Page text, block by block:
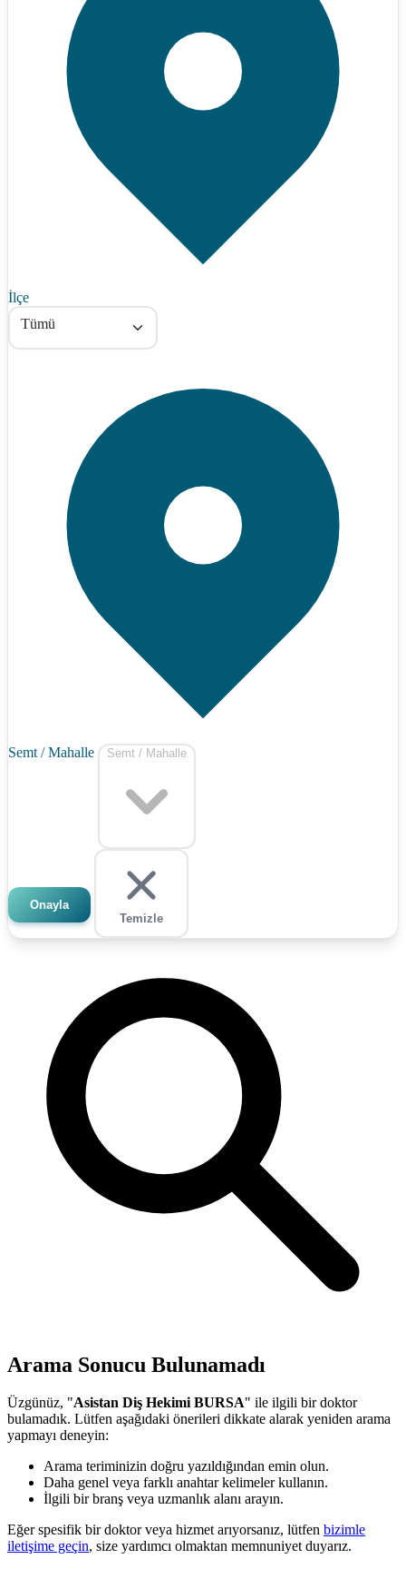
İlçe
Tümü
Semt / Mahalle Semt / Mahalle
Onayla
Temizle
Arama Sonucu Bulunamadı
Üzgünüz, "Asistan Diş Hekimi BURSA" ile ilgili bir doktor
bulamadık. Lütfen aşağıdaki önerileri dikkate alarak yeniden arama
yapmayı deneyin:
Arama teriminizin doğru yazıldığından emin olun.
Daha genel veya farklı anahtar kelimeler kullanın.
İlgili bir branş veya uzmanlık alanı arayın.
Eğer spesifik bir doktor veya hizmet arıyorsanız, lütfen bizimle
iletişime geçin, size yardımcı olmaktan memnuniyet duyarız.